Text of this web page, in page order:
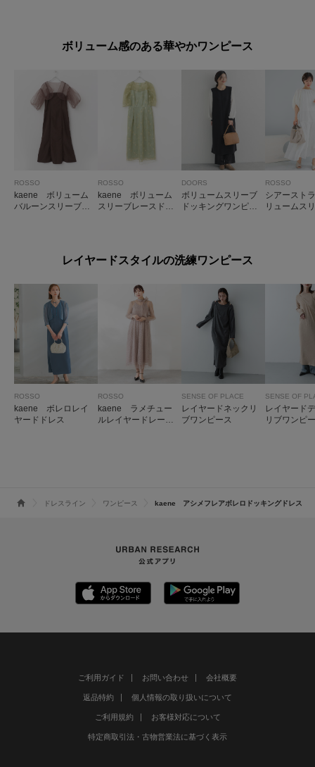
ボリューム感のある華やかワンピース
ROSSO
kaene ボリューム
バルーンスリーブド
ROSSO
kaene ボリューム
スリーブレースドレ
DOORS
ボリュームスリーブ
ドッキングワンピー
ROSSO
シアースト
リュームス
レイヤードスタイルの洗練ワンピース
ROSSO
kaene ボレロレイ
ヤードドレス
ROSSO
kaene ラメチュー
ルレイヤードレース
SENSE OF PLACE
レイヤードネックリ
ブワンピース
SENSE OF
レイヤード
リブワンピ
ドレスライン ワンピース kaene アシメフレアボレロドッキングドレス
ご利用ガイド お問い合わせ 会社概要
返品特約 個人情報の取り扱いについて
ご利用規約 お客様対応について
特定商取引法・古物営業法に基づく表示